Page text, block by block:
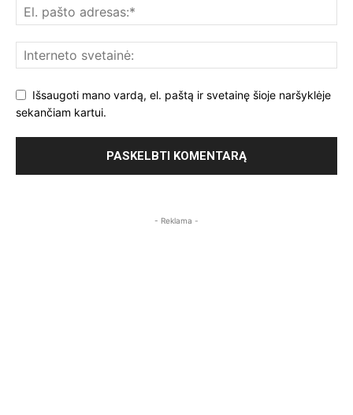
Išsaugoti mano vardą, el. paštą ir svetainę šioje naršyklėje
sekančiam kartui.
- Reklama -